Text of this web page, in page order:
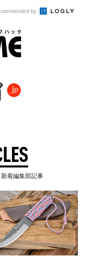
by
新着編集部記事